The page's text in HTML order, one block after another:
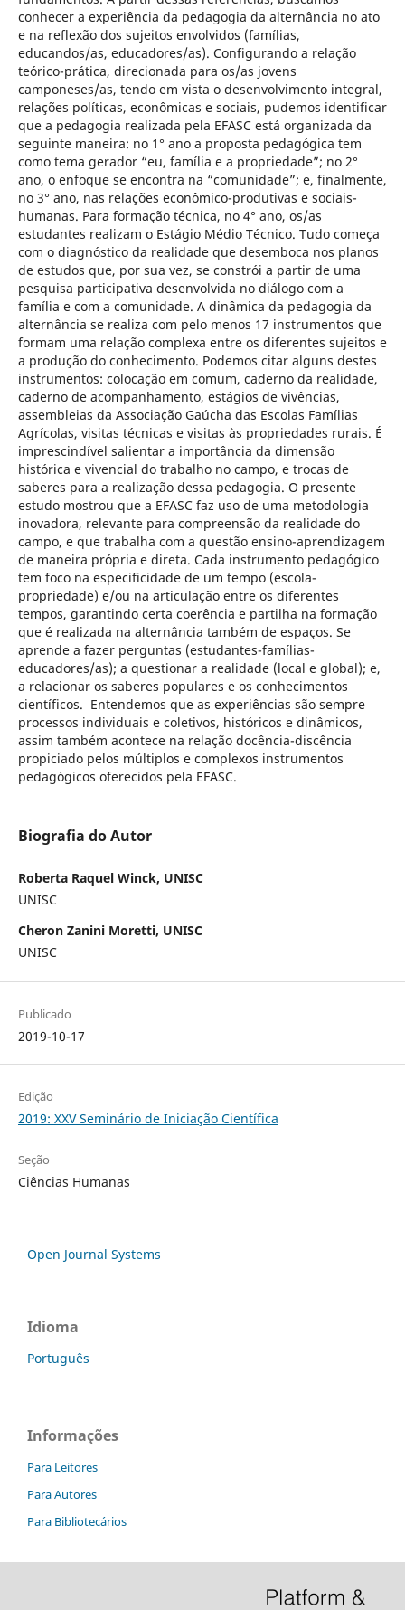
conhecer a experiência da pedagogia da alternância no ato
e na reflexão dos sujeitos envolvidos (famílias,
educandos/as, educadores/as). Configurando a relação
teórico-prática, direcionada para os/as jovens
camponeses/as, tendo em vista o desenvolvimento integral,
relações políticas, econômicas e sociais, pudemos identificar
que a pedagogia realizada pela EFASC está organizada da
seguinte maneira: no 1° ano a proposta pedagógica tem
como tema gerador “eu, família e a propriedade”; no 2°
ano, o enfoque se encontra na “comunidade”; e, finalmente,
no 3° ano, nas relações econômico-produtivas e sociais-
humanas. Para formação técnica, no 4° ano, os/as
estudantes realizam o Estágio Médio Técnico. Tudo começa
com o diagnóstico da realidade que desemboca nos planos
de estudos que, por sua vez, se constrói a partir de uma
pesquisa participativa desenvolvida no diálogo com a
família e com a comunidade. A dinâmica da pedagogia da
alternância se realiza com pelo menos 17 instrumentos que
formam uma relação complexa entre os diferentes sujeitos e
a produção do conhecimento. Podemos citar alguns destes
instrumentos: colocação em comum, caderno da realidade,
caderno de acompanhamento, estágios de vivências,
assembleias da Associação Gaúcha das Escolas Famílias
Agrícolas, visitas técnicas e visitas às propriedades rurais. É
imprescindível salientar a importância da dimensão
histórica e vivencial do trabalho no campo, e trocas de
saberes para a realização dessa pedagogia. O presente
estudo mostrou que a EFASC faz uso de uma metodologia
inovadora, relevante para compreensão da realidade do
campo, e que trabalha com a questão ensino-aprendizagem
de maneira própria e direta. Cada instrumento pedagógico
tem foco na especificidade de um tempo (escola-
propriedade) e/ou na articulação entre os diferentes
tempos, garantindo certa coerência e partilha na formação
que é realizada na alternância também de espaços. Se
aprende a fazer perguntas (estudantes-famílias-
educadores/as); a questionar a realidade (local e global); e,
a relacionar os saberes populares e os conhecimentos
científicos. Entendemos que as experiências são sempre
processos individuais e coletivos, históricos e dinâmicos,
assim também acontece na relação docência-discência
propiciado pelos múltiplos e complexos instrumentos
pedagógicos oferecidos pela EFASC.
Biografia do Autor
Roberta Raquel Winck, UNISC
UNISC
Cheron Zanini Moretti, UNISC
UNISC
Publicado
2019-10-17
Edição
2019: XXV Seminário de Iniciação Científica
Seção
Ciências Humanas
Open Journal Systems
Idioma
Português
Informações
Para Leitores
Para Autores
Para Bibliotecários